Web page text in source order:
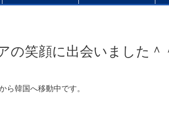
の笑顔に出会いました＾
ら韓国へ移動中です。